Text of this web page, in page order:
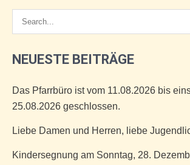
NEUESTE BEITRÄGE
Das Pfarrbüro ist vom 11.08.2026 bis
25.08.2026 geschlossen.
Liebe Damen und Herren, liebe
Kindersegnung am Sonntag, 28.